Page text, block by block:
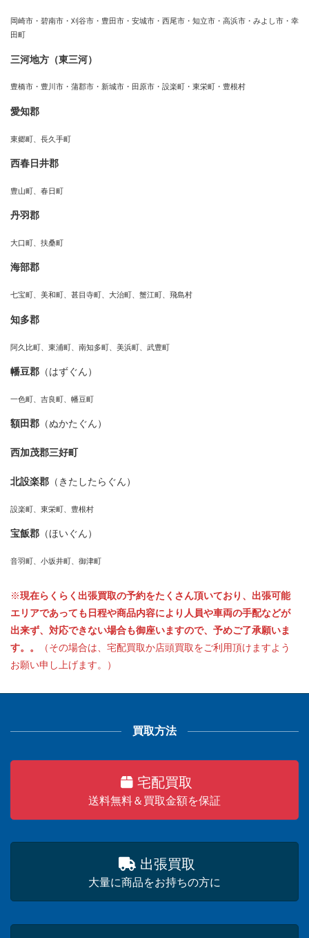
岡崎市・碧南市・刈谷市・豊田市・安城市・西尾市・知立市・高浜市・みよし市・幸
田町
三河地方（東三河）
豊橋市・豊川市・蒲郡市・新城市・田原市・設楽町・東栄町・豊根村
愛知郡
東郷町、長久手町
西春日井郡
豊山町、春日町
丹羽郡
大口町、扶桑町
海部郡
七宝町、美和町、甚目寺町、大治町、蟹江町、飛島村
知多郡
阿久比町、東浦町、南知多町、美浜町、武豊町
幡豆郡 （はずぐん）
一色町、吉良町、幡豆町
額田郡 （ぬかたぐん）
西加茂郡三好町
北設楽郡 （きたしたらぐん）
設楽町、東栄町、豊根村
宝飯郡 （ほいぐん）
音羽町、小坂井町、御津町
※現在らくらく出張買取の予約をたくさん頂いており、出張可能
エリアであっても日程や商品内容により人員や車両の手配などが
出来ず、対応できない場合も御座いますので、予めご了承願いま
す。。
（その場合は、宅配買取か店頭買取をご利用頂けますよう
お願い申し上げます。）
買取方法
宅配買取
送料無料＆買取金額を保証
出張買取
大量に商品をお持ちの方に